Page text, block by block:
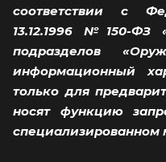
соответствии с
13.12.1996 №150-
подразделов
информационный
только для
носят функцию
специализированном